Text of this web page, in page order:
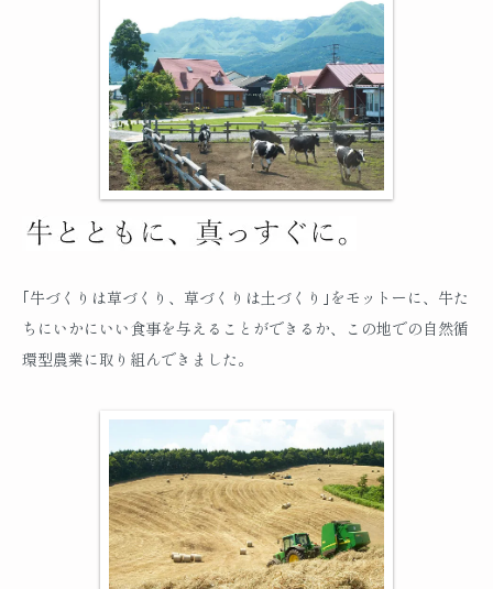
｢牛づくりは草づくり、草づくりは土づくり｣をモットーに、牛た
ちにいかにいい食事を与えることができるか、この地での自然循
環型農業に取り組んできました。